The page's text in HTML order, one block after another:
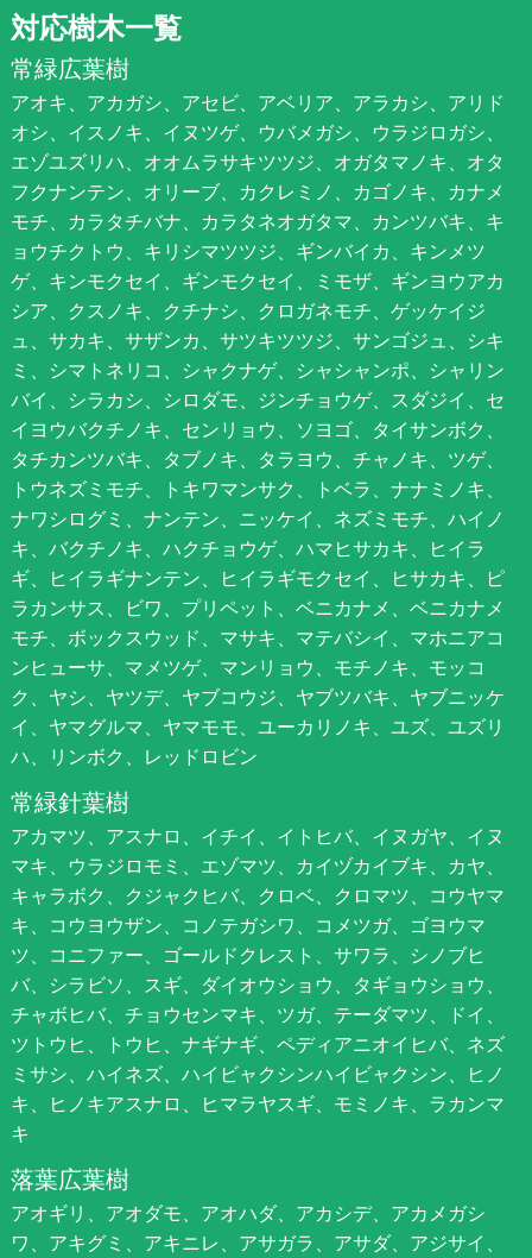
対応樹木一覧
常緑広葉樹
アオキ、アカガシ、アセビ、アベリア、アラカシ、アリド
オシ、イスノキ、イヌツゲ、ウバメガシ、ウラジロガシ、
エゾユズリハ、オオムラサキツツジ、オガタマノキ、オタ
フクナンテン、オリーブ、カクレミノ、カゴノキ、カナメ
モチ、カラタチバナ、カラタネオガタマ、カンツバキ、キ
ョウチクトウ、キリシマツツジ、ギンバイカ、キンメツ
ゲ、キンモクセイ、ギンモクセイ、ミモザ、ギンヨウアカ
シア、クスノキ、クチナシ、クロガネモチ、ゲッケイジ
ュ、サカキ、サザンカ、サツキツツジ、サンゴジュ、シキ
ミ、シマトネリコ、シャクナゲ、シャシャンポ、シャリン
バイ、シラカシ、シロダモ、ジンチョウゲ、スダジイ、セ
イヨウバクチノキ、センリョウ、ソヨゴ、タイサンボク、
タチカンツバキ、タブノキ、タラヨウ、チャノキ、ツゲ、
トウネズミモチ、トキワマンサク、トベラ、ナナミノキ、
ナワシログミ、ナンテン、ニッケイ、ネズミモチ、ハイノ
キ、バクチノキ、ハクチョウゲ、ハマヒサカキ、ヒイラ
ギ、ヒイラギナンテン、ヒイラギモクセイ、ヒサカキ、ピ
ラカンサス、ビワ、プリペット、ベニカナメ、ベニカナメ
モチ、ボックスウッド、マサキ、マテバシイ、マホニアコ
ンヒューサ、マメツゲ、マンリョウ、モチノキ、モッコ
ク、ヤシ、ヤツデ、ヤブコウジ、ヤブツバキ、ヤブニッケ
イ、ヤマグルマ、ヤマモモ、ユーカリノキ、ユズ、ユズリ
ハ、リンボク、レッドロビン
常緑針葉樹
アカマツ、アスナロ、イチイ、イトヒバ、イヌガヤ、イヌ
マキ、ウラジロモミ、エゾマツ、カイヅカイブキ、カヤ、
キャラボク、クジャクヒバ、クロベ、クロマツ、コウヤマ
キ、コウヨウザン、コノテガシワ、コメツガ、ゴヨウマ
ツ、コニファー、ゴールドクレスト、サワラ、シノブヒ
バ、シラビソ、スギ、ダイオウショウ、タギョウショウ、
チャボヒバ、チョウセンマキ、ツガ、テーダマツ、ドイ、
ツトウヒ、トウヒ、ナギナギ、ペディアニオイヒバ、ネズ
ミサシ、ハイネズ、ハイビャクシンハイビャクシン、ヒノ
キ、ヒノキアスナロ、ヒマラヤスギ、モミノキ、ラカンマ
キ
落葉広葉樹
アオギリ、アオダモ、アオハダ、アカシデ、アカメガシ
ワ、アキグミ、アキニレ、アサガラ、アサダ、アジサイ、